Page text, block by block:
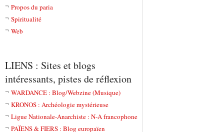
Propos du paria
Spiritualité
Web
LIENS : Sites et blogs
intéressants, pistes de réflexion
WARDANCE : Blog/Webzine (Musique)
KRONOS : Archéologie mystérieuse
Ligue Nationale-Anarchiste : N-A francophone
PAÏENS & FIERS : Blog europaïen